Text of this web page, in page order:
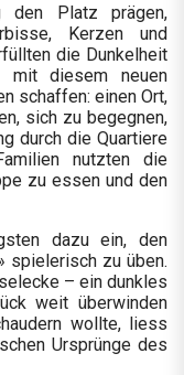
den Platz prägen,
Kerzen und
die Dunkelheit
mit diesem neuen
schaffen: einen Ort,
sich zu begegnen,
durch die Quartiere
nutzten die
zu essen und den
dazu ein, den
spielerisch zu üben.
– ein dunkles
weit überwinden
wollte, liess
Ursprünge des